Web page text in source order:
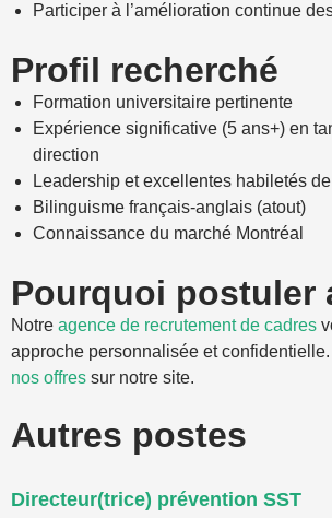
Participer à l’amélioration continue
Profil recherché
Formation universitaire pertinente
Expérience significative (5 ans+) en
direction
Leadership et excellentes habiletés
Bilinguisme français-anglais (atout)
Connaissance du marché Montréal
Pourquoi postuler
Notre agence de recrutement de cadres
approche personnalisée et
nos offres sur notre site.
Autres postes
Directeur(trice) prévention SST